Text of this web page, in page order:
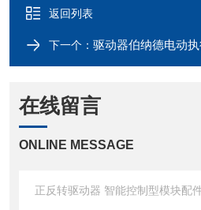
返回列表
下一个： 驱动器伯纳德电动执行
在线留言
ONLINE MESSAGE